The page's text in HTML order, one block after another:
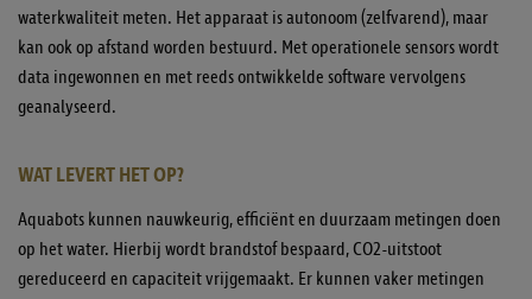
waterkwaliteit meten. Het apparaat is autonoom (zelfvarend), maar
kan ook op afstand worden bestuurd. Met operationele sensors wordt
data ingewonnen en met reeds ontwikkelde software vervolgens
geanalyseerd.
WAT LEVERT HET OP?
Aquabots kunnen nauwkeurig, efficiënt en duurzaam metingen doen
op het water. Hierbij wordt brandstof bespaard, CO2-uitstoot
gereduceerd en capaciteit vrijgemaakt. Er kunnen vaker metingen